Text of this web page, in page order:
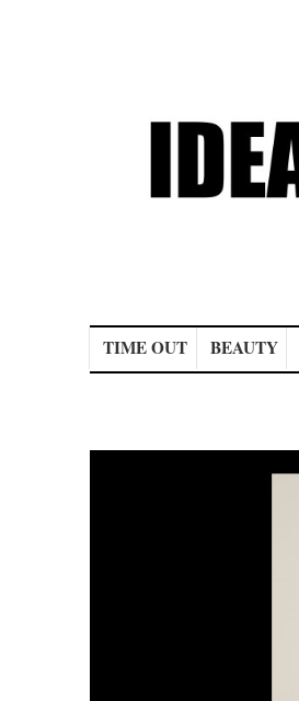
TIME OUT BEAUTY